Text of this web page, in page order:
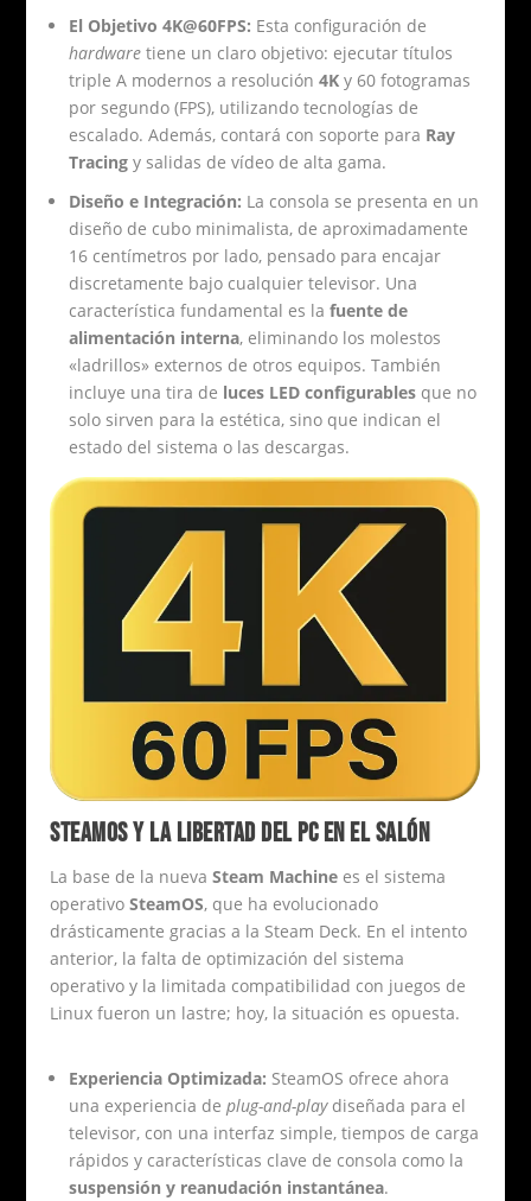
El Objetivo 4K@60FPS: Esta configuración de
hardware tiene un claro objetivo: ejecutar títulos
triple A modernos a resolución4K y 60 fotogramas
por segundo (FPS), utilizando tecnologías de
escalado. Además, contará con soporte para Ray
Tracing y salidas de vídeo de alta gama.
Diseño e Integración: La consola se presenta en un
diseño de cubo minimalista, de aproximadamente
16 centímetros por lado, pensado para encajar
discretamente bajo cualquier televisor. Una
característica fundamental es lafuente de
alimentación interna, eliminando los molestos
«ladrillos» externos de otros equipos. También
incluye una tira de luces LED configurables que no
solo sirven para la estética, sino que indican el
estado del sistema o las descargas.
STEAMOS Y LA LIBERTAD DEL PC EN EL SALÓN
La base de la nuevaSteam Machine es el sistema
operativoSteamOS, que ha evolucionado
drásticamente gracias a la Steam Deck. En el intento
anterior, la falta de optimización del sistema
operativo y la limitada compatibilidad con juegos de
Linux fueron un lastre; hoy, la situación es opuesta.
Experiencia Optimizada: SteamOS ofrece ahora
una experiencia deplug-and-playdiseñada para el
televisor, con una interfaz simple, tiempos de carga
rápidos y características clave de consola como la
suspensión y reanudación instantánea.